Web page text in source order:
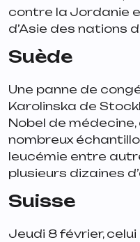
contre la Jordanie
d’Asie des nations
Suède
Une panne de
Karolinska de
Nobel de
nombreux
leucémie entre
plusieurs dizaines
Suisse
Jeudi 8 février,